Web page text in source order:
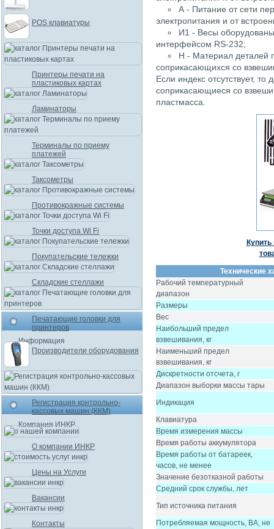
А - Питание от сети
электропитания и от
И1 - Весы
интерфейсом RS-232;
Н - Материал деталей
соприкасающихся со
Если индекс отсутствует,
соприкасающиеся со
пластмасса.
Технические
Рабочий температурный
диапазон
Размеры
Вес
Наибольший предел
взвешивания, кг
Наименьший предел
взвешивания, кг
Дискретности отсчета, г
Диапазон выборки массы тары
Индикация
Клавиатура
Время измерения массы
Время работы аккумулятора
Время работы от батареек,
часов, не менее
Значение безотказной работы
Средний срок службы, лет
Тип источника питания
Потребляемая мощность, ВА, не
POS клавиатуры
Принтеры печати на
пластиковых картах
Ламинаторы
Терминалы по приему
платежей
Таксометры
Противокражные системы
Точки доступа Wi Fi
Покупательские тележки
Складские стеллажи
Печатающие головки для
принтеров
Информация
Производители оборудования
Регистрация контрольно-
кассовых машин (ККМ)
Компания ИНКР
О компании ИНКР
Цены на Услуги
Вакансии
Контакты